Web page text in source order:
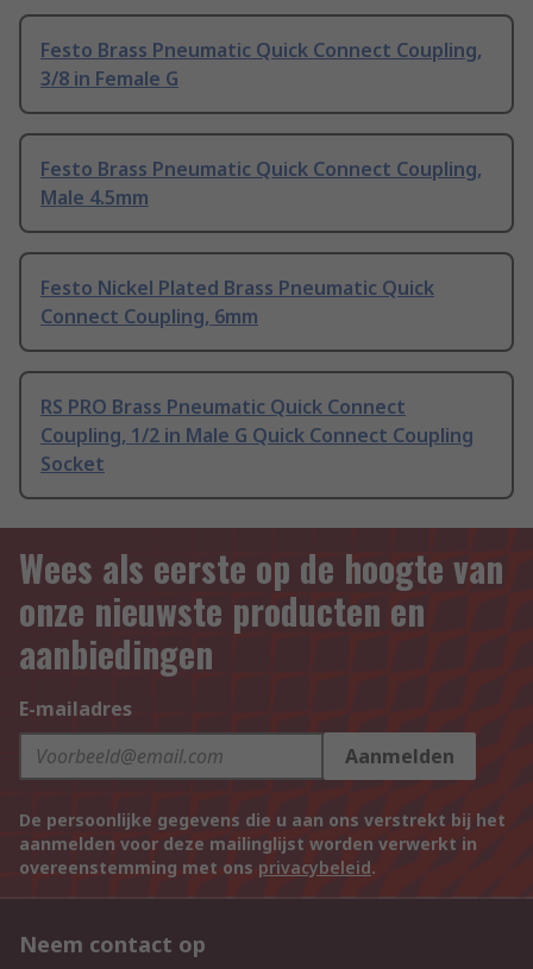
Festo Brass Pneumatic Quick Connect Coupling,
3/8 in Female G
Festo Brass Pneumatic Quick Connect Coupling,
Male 4.5mm
Festo Nickel Plated Brass Pneumatic Quick
Connect Coupling, 6mm
RS PRO Brass Pneumatic Quick Connect
Coupling, 1/2 in Male G Quick Connect Coupling
Socket
Wees als eerste op de hoogte van
onze nieuwste producten en
aanbiedingen
E-mailadres
Aanmelden
De persoonlijke gegevens die u aan ons verstrekt bij het
aanmelden voor deze mailinglijst worden verwerkt in
overeenstemming met ons privacybeleid.
Neem contact op